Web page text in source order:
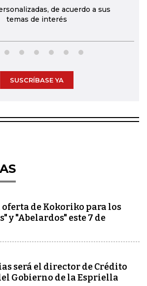
de acuerdo a sus
temas de interés
SUSCRÍBASE YA
oferta de Kokoriko para los
y "Abelardos" este 7 de
será el director de Crédito
Gobierno de la Espriella